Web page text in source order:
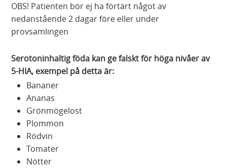
OBS! Patienten bör ej ha förtärt något av
nedanstående 2 dagar före eller under
provsamlingen
Serotoninhaltig föda kan ge falskt för höga nivåer av
5-HIA, exempel på detta är:
Bananer
Ananas
Grönmögelost
Plommon
Rödvin
Tomater
Nötter